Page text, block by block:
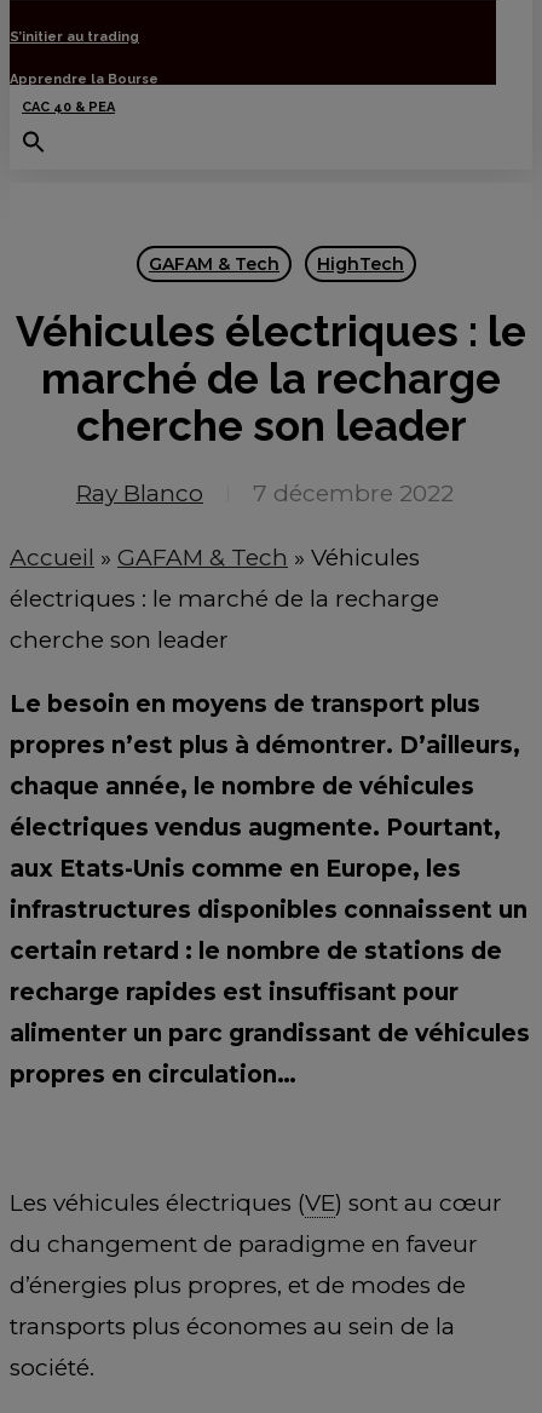
S’initier au trading
Apprendre la Bourse
CAC 40 & PEA
GAFAM & Tech HighTech
Véhicules électriques : le
marché de la recharge
cherche son leader
Ray Blanco 7 décembre 2022
Accueil » GAFAM & Tech » Véhicules
électriques : le marché de la recharge
cherche son leader
Le besoin en moyens de transport plus
propres n’est plus à démontrer. D’ailleurs,
chaque année, le nombre de véhicules
électriques vendus augmente. Pourtant,
aux Etats-Unis comme en Europe, les
infrastructures disponibles connaissent un
certain retard : le nombre de stations de
recharge rapides est insuffisant pour
alimenter un parc grandissant de véhicules
propres en circulation…
Les véhicules électriques (VE) sont au cœur
du changement de paradigme en faveur
d’énergies plus propres, et de modes de
transports plus économes au sein de la
société.